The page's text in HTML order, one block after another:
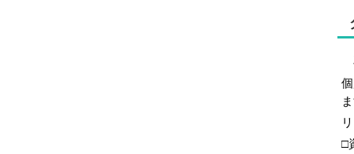
□